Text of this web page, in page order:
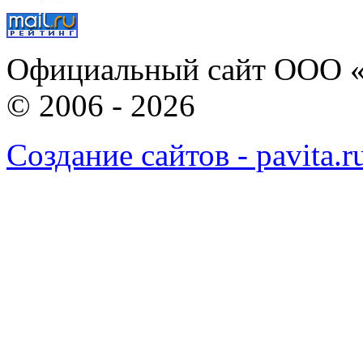
Официальный сайт ООО
© 2006 - 2026
Создание сайтов -